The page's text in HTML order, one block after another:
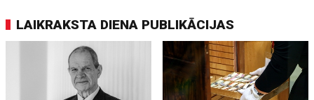
LAIKRAKSTA DIENA PUBLIKĀCIJAS